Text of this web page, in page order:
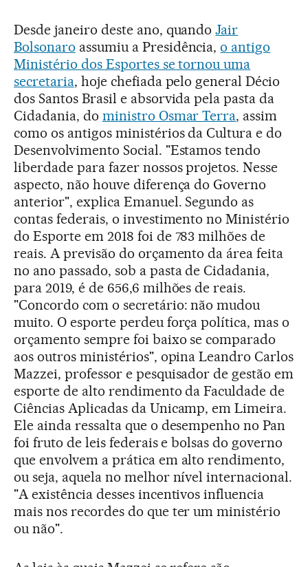
Desde janeiro deste ano, quandoJair
Bolsonaro assumiu a Presidência,o antigo
Ministério dos Esportes se tornou uma
secretaria, hoje chefiada pelo general Décio
dos Santos Brasil e absorvida pela pasta da
Cidadania, do ministro Osmar Terra, assim
como os antigos ministérios da Cultura e do
Desenvolvimento Social. "Estamos tendo
liberdade para fazer nossos projetos. Nesse
aspecto, não houve diferença do Governo
anterior", explica Emanuel. Segundo as
contas federais, o investimento no Ministério
do Esporte em 2018 foi de 783 milhões de
reais. A previsão do orçamento da área feita
no ano passado, sob a pasta de Cidadania,
para 2019, é de 656,6 milhões de reais.
"Concordo com o secretário: não mudou
muito. O esporte perdeu força política, mas o
orçamento sempre foi baixo se comparado
aos outros ministérios", opina Leandro Carlos
Mazzei, professor e pesquisador de gestão em
esporte de alto rendimento da Faculdade de
Ciências Aplicadas da Unicamp, em Limeira.
Ele ainda ressalta que o desempenho no Pan
foi fruto de leis federais e bolsas do governo
que envolvem a prática em alto rendimento,
ou seja, aquela no melhor nível internacional.
"A existência desses incentivos influencia
mais nos recordes do que ter um ministério
ou não".